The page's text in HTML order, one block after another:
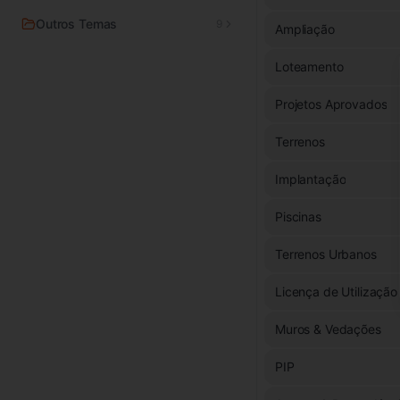
Outros Temas Ampliação
Loteamento
Projetos Aprovados
Terrenos
Implantação
Piscinas
Terrenos Urbanos
Licença de Utilização
Muros & Vedações
PIP